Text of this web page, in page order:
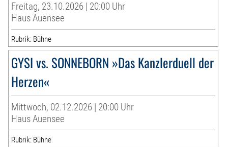
Freitag, 23.10.2026 | 20:00 Uhr
Haus Auensee
Rubrik: Bühne
GYSI vs. SONNEBORN »Das Kanzlerduell der
Herzen«
Mittwoch, 02.12.2026 | 20:00 Uhr
Haus Auensee
Rubrik: Bühne